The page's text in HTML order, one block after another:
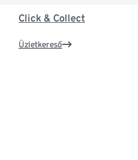
Click & Collect
Üzletkereső